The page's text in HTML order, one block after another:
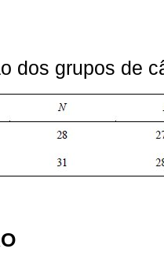
dos grupos de